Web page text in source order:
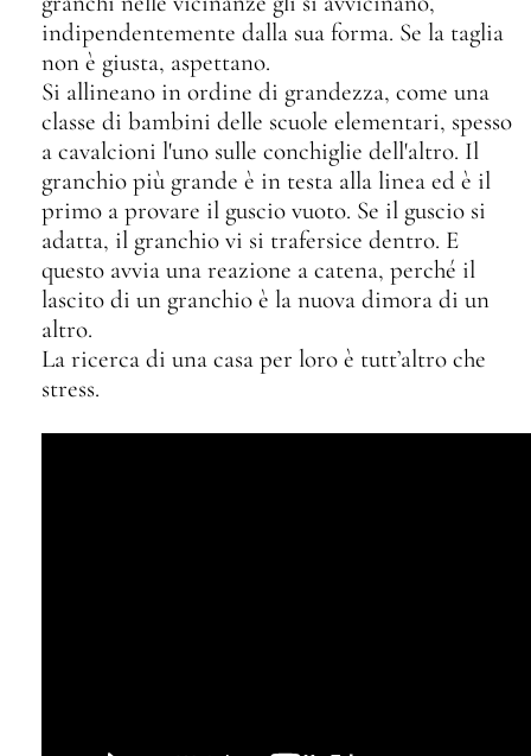
indipendentemente dalla sua forma. Se la taglia
non è giusta, aspettano.
Si allineano in ordine di grandezza, come una
classe di bambini delle scuole elementari, spesso
a cavalcioni l'uno sulle conchiglie dell'altro. Il
granchio più grande è in testa alla linea ed è il
primo a provare il guscio vuoto. Se il guscio si
adatta, il granchio vi si trafersice dentro. E
questo avvia una reazione a catena, perché il
lascito di un granchio è la nuova dimora di un
altro.
La ricerca di una casa per loro è tutt’altro che
stress.